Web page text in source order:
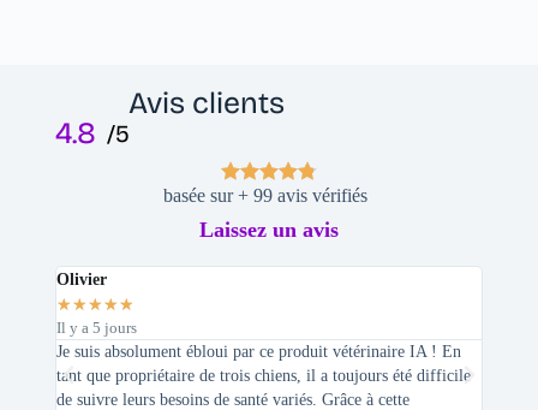
Avis clients
4.8 /5
basée sur + 99 avis vérifiés
Laissez un avis
Olivier
★★★★★
Il y a 5 jours
Je suis absolument ébloui par ce produit vétérinaire IA ! En
tant que propriétaire de trois chiens, il a toujours été difficile
de suivre leurs besoins de santé variés. Grâce à cette